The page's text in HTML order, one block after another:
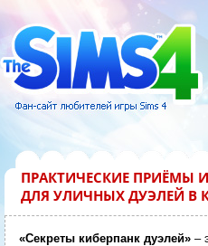
ПРАКТИЧЕСКИЕ ПРИЁМЫ
ДЛЯ УЛИЧНЫХ ДУЭЛЕЙ В
«Секреты киберпанк дуэлей»–